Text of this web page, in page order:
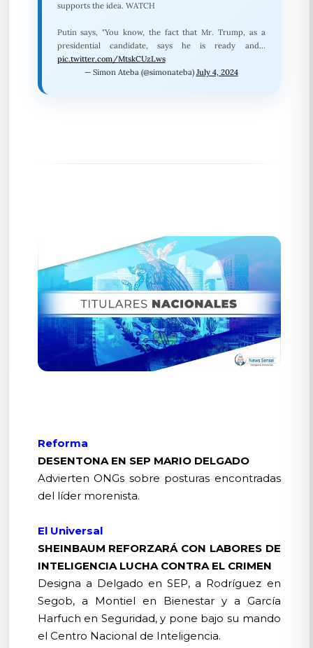
supports the idea. WATCH
Putin says, "You know, the fact that Mr. Trump, as a
presidential candidate, says he is ready and…
pic.twitter.com/MtskCUzLws
— Simon Ateba (@simonateba) July 4, 2024
Reforma
DESENTONA EN SEP MARIO DELGADO
Advierten ONGs sobre posturas encontradas
del líder morenista.
El Universal
SHEINBAUM REFORZARÁ CON LABORES DE
INTELIGENCIA LUCHA CONTRA EL CRIMEN
Designa a Delgado en SEP, a Rodríguez en
Segob, a Montiel en Bienestar y a García
Harfuch en Seguridad, y pone bajo su mando
el Centro Nacional de Inteligencia.